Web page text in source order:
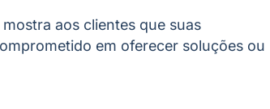
aos clientes que suas
em oferecer soluções ou